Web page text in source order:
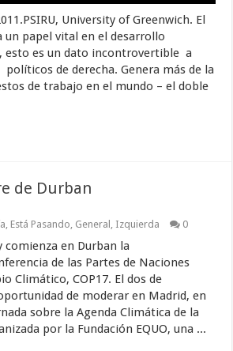
University of Greenwich. El
un papel vital en el desarrollo
esto es un dato incontrovertible a
de derecha. Genera más de la
de trabajo en el mundo – el doble
de Durban
, Está Pasando, General , Izquierda 0
en Durban la
de las Partes de Naciones
Climático, COP17. El dos de
de moderar en Madrid, en
sobre la Agenda Climática de la
por la Fundación EQUO, una ...